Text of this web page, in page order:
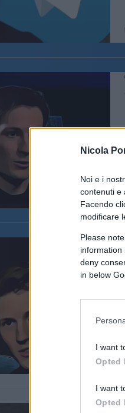
Nicola
Noi e i
contenuti e
Facendo
modificare
Please
information
deny
in below
I want
Opted
I want
Opted